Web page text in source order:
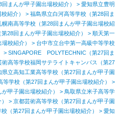
まんが甲子園出場校紹介） > 愛知県立豊明
紹介）
> 福島県立白河高等学校（第28回ま
幌南高等学校（第28回まんが甲子園出場校紹
28回まんが甲子園出場校紹介） > 順天第一
校紹介）
> 台中市立台中第一高級中等学校
> SINGAPORE POLYTECHNIC（第27回ま
術高等学校福岡サテライトキャンパス（第27
県立高知工業高等学校（第27回まんが甲子園
等学校（第27回まんが甲子園出場校紹介）
>
甲子園出場校紹介）
> 鳥取県立米子高等学
> 京都芸術高等学校（第27回まんが甲子園
（第27回まんが甲子園出場校紹介） > 愛知